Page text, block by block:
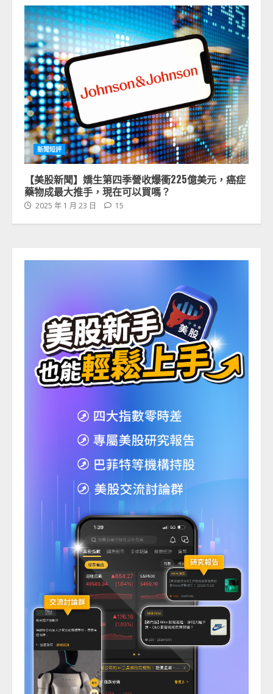
新聞短評
【美股新聞】嬌生第四季營收爆衝225億美元，癌症
藥物成最大推手，現在可以買嗎？
2025 年 1 月 23 日 15